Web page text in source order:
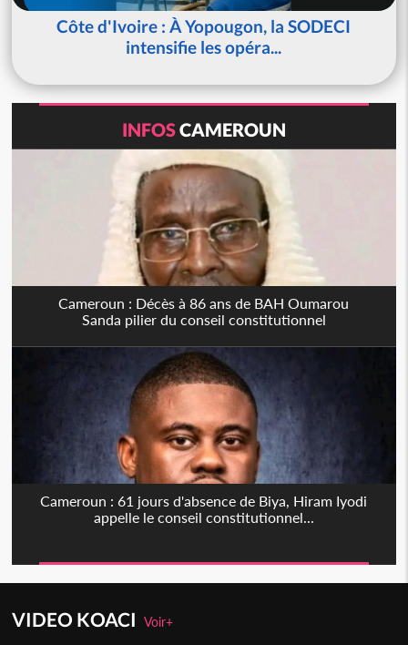
Côte d'Ivoire : À Yopougon, la SODECI
intensifie les opéra...
INFOSCAMEROUN
Cameroun : Décès à 86 ans de BAH Oumarou
Sanda pilier du conseil constitutionnel
Cameroun : 61 jours d'absence de Biya, Hiram Iyodi
appelle le conseil constitutionnel...
VIDEO KOACIVoir+